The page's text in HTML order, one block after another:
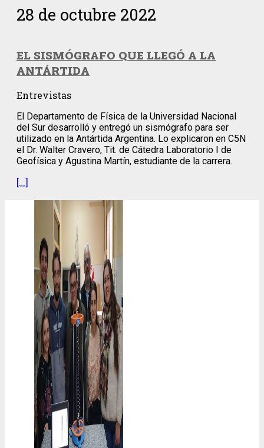
28 de octubre 2022
EL SISMÓGRAFO QUE LLEGÓ A LA
ANTÁRTIDA
Entrevistas
El Departamento de Física de la Universidad Nacional
del Sur desarrolló y entregó un sismógrafo para ser
utilizado en la Antártida Argentina. Lo explicaron en C5N
el Dr. Walter Cravero, Tit. de Cátedra Laboratorio I de
Geofísica y Agustina Martín, estudiante de la carrera.
[…]